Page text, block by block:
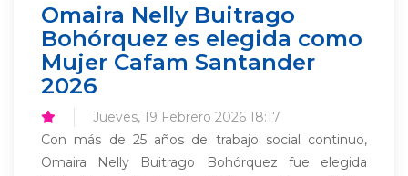
Omaira Nelly Buitrago
Bohórquez es elegida como
Mujer Cafam Santander
2026
Jueves, 19 Febrero 2026 18:17
Con más de 25 años de trabajo social continuo,
Omaira Nelly Buitrago Bohórquez fue elegida